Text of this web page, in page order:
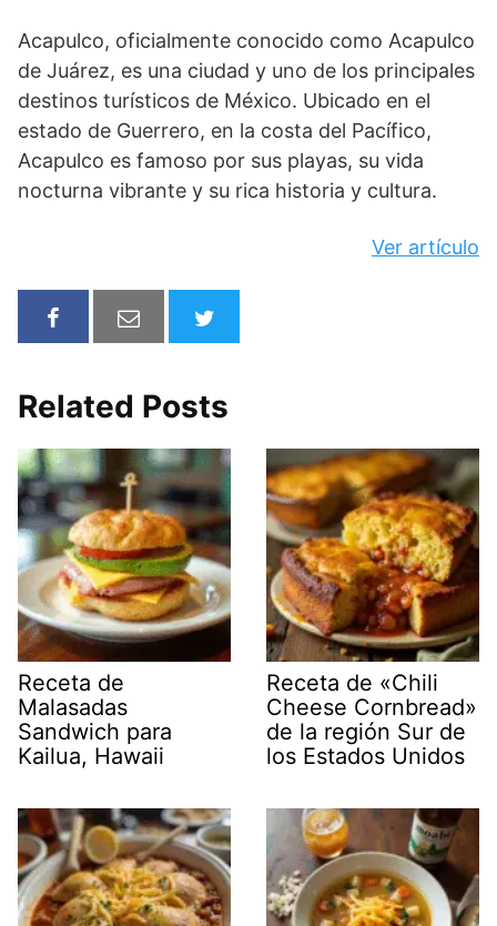
Acapulco, oficialmente conocido como Acapulco
de Juárez, es una ciudad y uno de los principales
destinos turísticos de México. Ubicado en el
estado de Guerrero, en la costa del Pacífico,
Acapulco es famoso por sus playas, su vida
nocturna vibrante y su rica historia y cultura.
Ver artículo
Related Posts
Receta de
Malasadas
Sandwich para
Kailua, Hawaii
Receta de «Chili
Cheese Cornbread»
de la región Sur de
los Estados Unidos